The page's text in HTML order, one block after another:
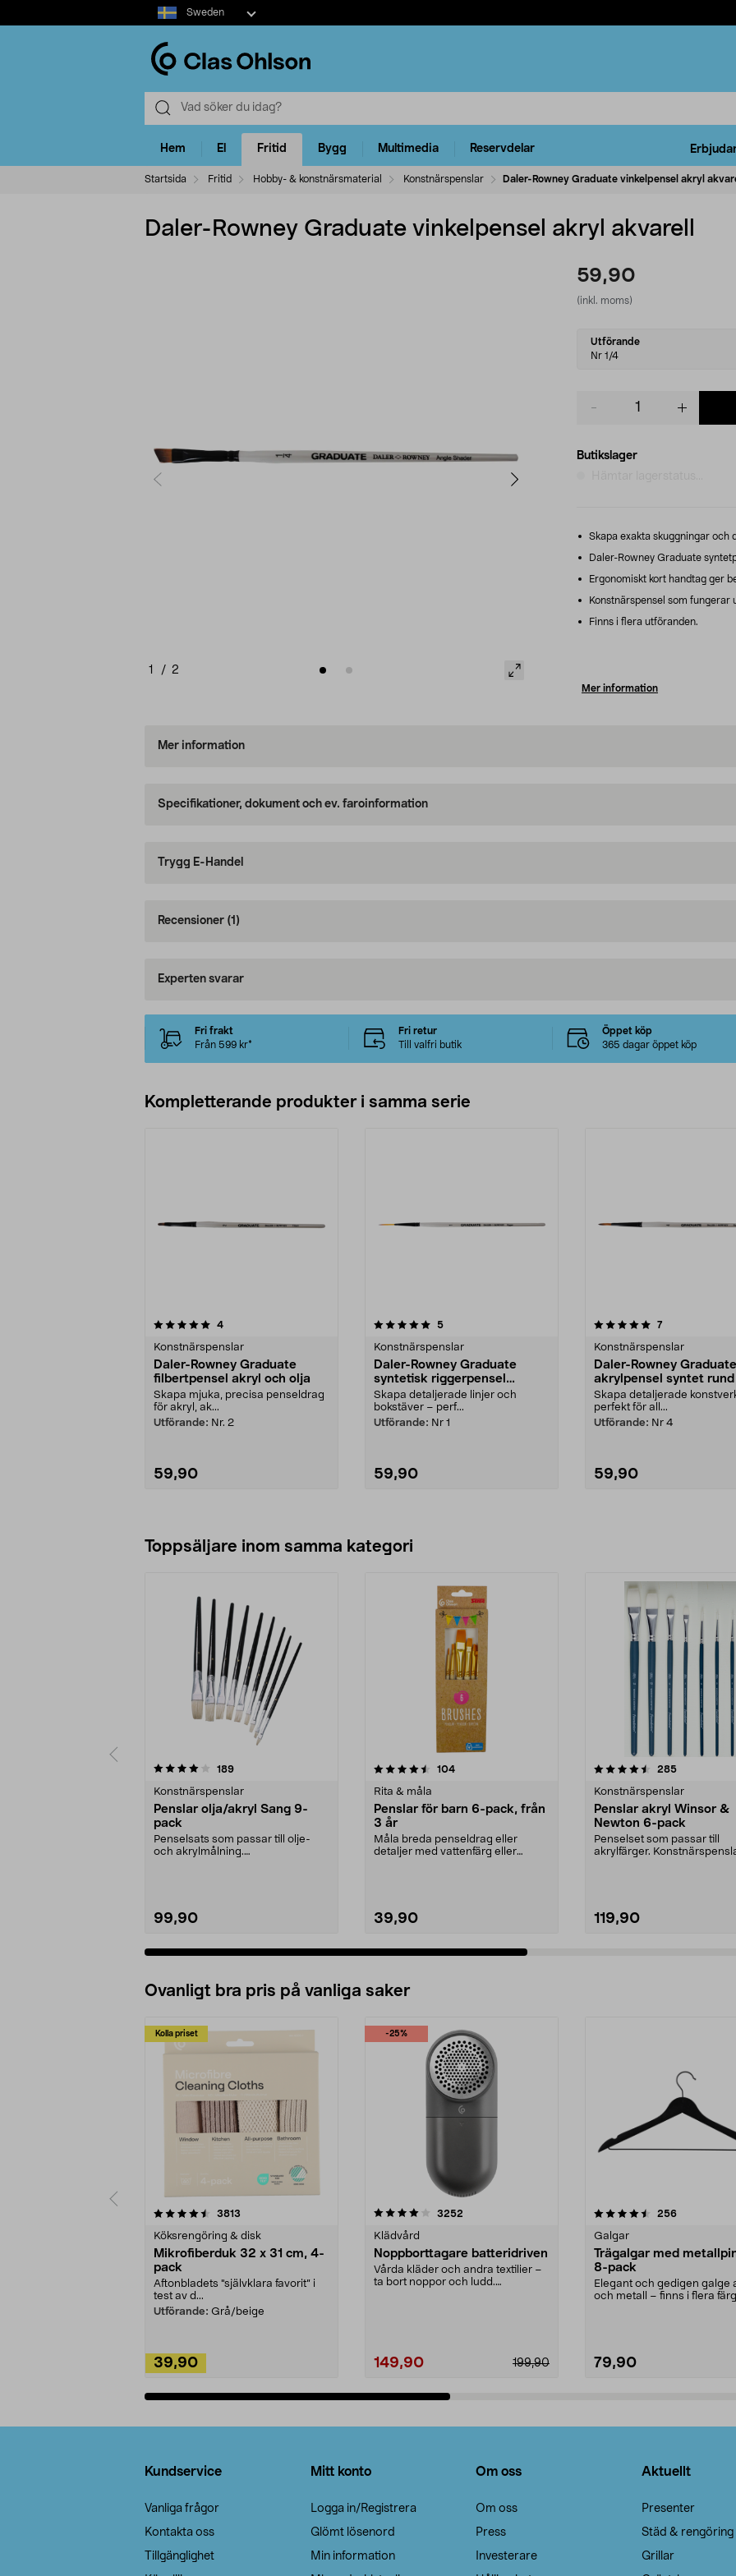
Select
market
Sweden
Hem El Fritid Bygg Multimedia Reservdelar
Startsida Fritid Hobby- & konstnärsmaterial Konstnärspenslar Daler-Rowney Graduate vinkelpensel akryl
Daler-Rowney Graduate vinkelpensel akryl akvarell
1 / 2
59,90
(inkl. moms)
Select
variant
Utförande
Nr 1/4
Butikslager
Skapa exakta skuggningar och
Daler-Rowney Graduate
Ergonomiskt kort handtag ger
Konstnärspensel som
Finns i flera utföranden.
Mer information
Mer information
Specifikationer, dokument och ev. faroinformation
Trygg E-Handel
Recensioner (1)
Experten svarar
Fri frakt
Från 599 kr*
Fri retur
Till valfri butik
Öppet köp
365 dagar öppet köp
Kompletterande produkter i samma serie
4recensioner
Konstnärspenslar
Daler-Rowney Graduate
filbertpensel akryl och olja
Skapa mjuka, precisa penseldrag
för akryl, ak...
Utförande: Nr. 2
59,90
5.0av 5 stjärnor 5recensioner
Konstnärspenslar
Daler-Rowney Graduate
syntetisk riggerpensel
detaljmålning akryl
Skapa detaljerade linjer och
bokstäver – perf...
Utförande: Nr 1
59,90
5.0av 5 stjärnor 7recensioner
Konstnärspenslar
Daler-Rowney Graduate
akrylpensel syntet rund
Skapa detaljerade
perfekt för all...
Utförande: Nr 4
59,90
Toppsäljare inom samma kategori
189recensioner
Konstnärspenslar
Penslar olja/akryl Sang 9-
pack
Penselsats som passar till olje-
och akrylmålning.
99,90
4.5 av 5 stjärnor 104recensioner
Rita & måla
Penslar för barn 6-pack, från
3 år
Måla breda penseldrag eller
detaljer med vattenfärg eller
39,90
4.5 av 5 stjärnor 285recensioner
Konstnärspenslar
Penslar akryl Winsor &
Newton 6-pack
Penselset som passar till
akrylfärger.
119,90
4.0 av 5 stjärnor
Ovanligt bra pris på vanliga saker
Kolla priset
3813
Köksrengöring & disk
Mikrofiberduk 32 x 31 cm, 4-
pack
Aftonbladets "självklara favorit” i
test av d...
Utförande: Grå/beige
39,90
-25%
4.0av 5 stjärnor 3252
Klädvård
Noppborttagare batteridriven
Vårda kläder och andra textilier –
ta bort noppor och ludd.
199,90
149,90
4.5av 5 stjärnor 256recensioner
Galgar
Trägalgar med
8-pack
Elegant och gedigen galge
och metall – finns i flera
79,90
4.0av 5 stjärnor
Kundservice
Vanliga frågor
Kontakta oss
Tillgänglighet
Mitt konto
Logga in/Registrera
Glömt lösenord
Min information
Om oss
Om oss
Press
Investerare
Aktuellt
Presenter
Städ & rengöring
Grillar